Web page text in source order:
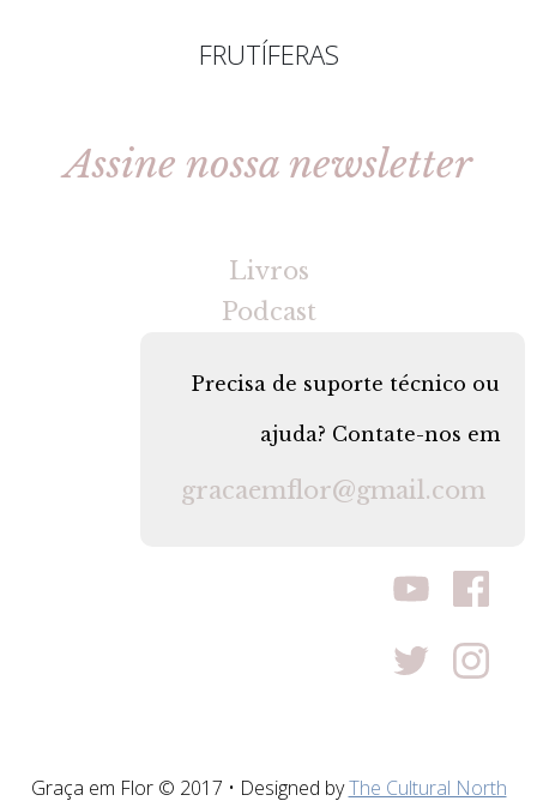
FRUTÍFERAS
Assine nossa newsletter
Livros
Podcast
Precisa de suporte técnico ou
ajuda? Contate-nos em
gracaemflor@gmail.com
Graça em Flor © 2017 • Designed byThe Cultural North